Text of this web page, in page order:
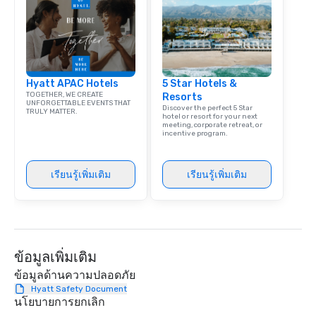
Dining When meeting
corporate group
Smacking Foodie
group is assured a
experience with three
signature dishes at
person with tax and
included. The only
provides guests a
at various stops. Build Your Network
a typical sit-down
Hyatt APAC Hotels
TOGETHER, WE CREATE
UNFORGETTABLE EVENTS THAT
TRULY MATTER.
เรียนรู้เพิ่มเติม
5 Star Hotels &
Resorts
Discover the perfect 5 Star
hotel or resort for your next
meeting, corporate retreat, or
incentive program.
เรียนรู้เพิ่มเติม
ข้อมูลเพิ่มเติม
ข้อมูลด้านความปลอดภัย
Hyatt Safety Document
นโยบายการยกเลิก